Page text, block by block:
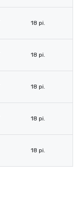
18 pi.
18 pi.
18 pi.
18 pi.
18 pi.